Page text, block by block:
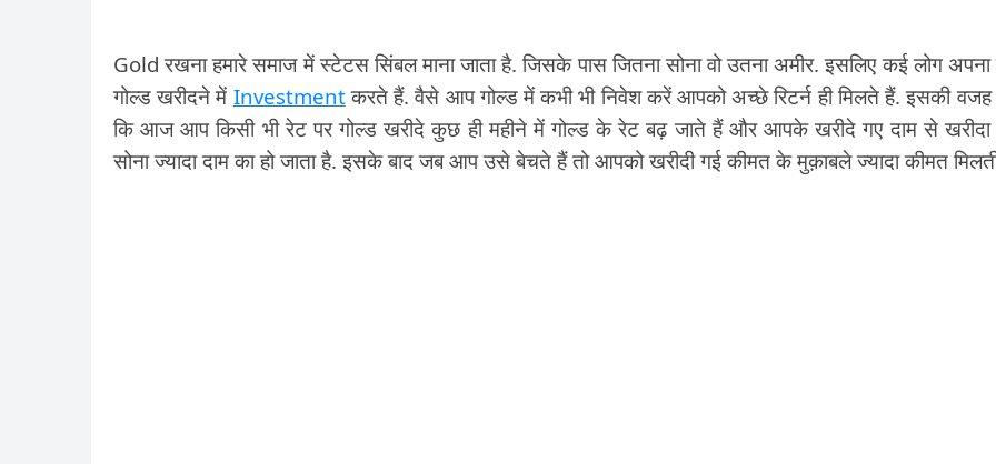
Gold रखना हमारे समाज में स्टेटस सिंबल माना जाता है. जिसके पास जितना सोना वो उतना अमीर. इसलिए कई लोग अपना
गोल्ड खरीदने में Investmentकरते हैं. वैसे आप गोल्ड में कभी भी निवेश करें आपको अच्छे रिटर्न ही मिलते हैं. इसकी
कि आज आप किसी भी रेट पर गोल्ड खरीदे कुछ ही महीने में गोल्ड के रेट बढ़ जाते हैं और आपके खरीदे गए दाम से खरीदा
सोना ज्यादा दाम का हो जाता है. इसके बाद जब आप उसे बेचते हैं तो आपको खरीदी गई कीमत के मुक़ाबले ज्यादा कीमत